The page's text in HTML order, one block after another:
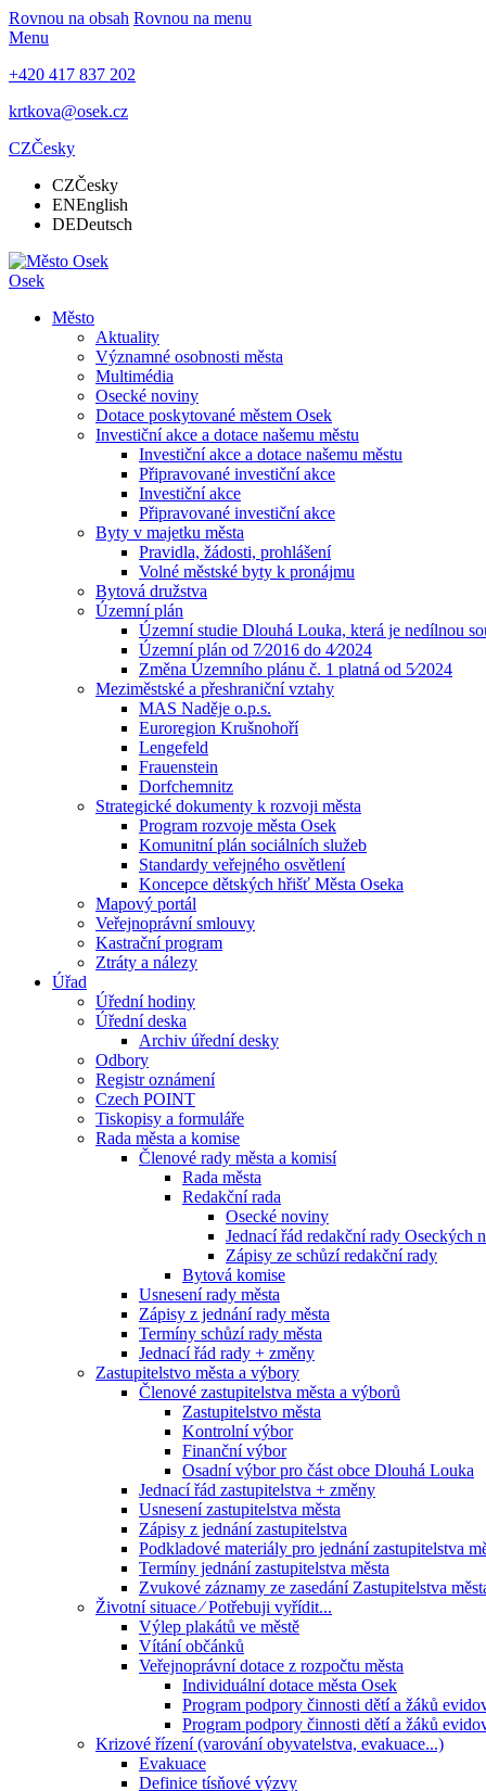
Rovnou na obsah Rovnou na menu
Menu
+420 417 837 202
krtkova@osek.cz
CZČesky
CZČesky
ENEnglish
DEDeutsch
Osek
Město
Aktuality
Významné osobnosti města
Multimédia
Osecké noviny
Dotace poskytované městem Osek
Investiční akce a dotace našemu městu
Investiční akce a dotace našemu městu
Připravované investiční akce
Investiční akce
Připravované investiční akce
Byty v majetku města
Pravidla, žádosti, prohlášení
Volné městské byty k pronájmu
Bytová družstva
Územní plán
Územní studie Dlouhá Louka, která je nedílnou
Územní plán od 7⁄2016 do 4⁄2024
Změna Územního plánu č. 1 platná od 5⁄2024
Meziměstské a přeshraniční vztahy
MAS Naděje o.p.s.
Euroregion Krušnohoří
Lengefeld
Frauenstein
Dorfchemnitz
Strategické dokumenty k rozvoji města
Program rozvoje města Osek
Komunitní plán sociálních služeb
Standardy veřejného osvětlení
Koncepce dětských hřišť Města Oseka
Mapový portál
Veřejnoprávní smlouvy
Kastrační program
Ztráty a nálezy
Úřad
Úřední hodiny
Úřední deska
Archiv úřední desky
Odbory
Registr oznámení
Czech POINT
Tiskopisy a formuláře
Rada města a komise
Členové rady města a komisí
Rada města
Redakční rada
Osecké noviny
Jednací řád redakční rady Oseckých
Zápisy ze schůzí redakční rady
Bytová komise
Usnesení rady města
Zápisy z jednání rady města
Termíny schůzí rady města
Jednací řád rady + změny
Zastupitelstvo města a výbory
Členové zastupitelstva města a výborů
Zastupitelstvo města
Kontrolní výbor
Finanční výbor
Osadní výbor pro část obce Dlouhá Louka
Jednací řád zastupitelstva + změny
Usnesení zastupitelstva města
Zápisy z jednání zastupitelstva
Podkladové materiály pro jednání zastupitelstva
Termíny jednání zastupitelstva města
Zvukové záznamy ze zasedání Zastupitelstva
Životní situace ⁄ Potřebuji vyřídit...
Výlep plakátů ve městě
Vítání občánků
Veřejnoprávní dotace z rozpočtu města
Individuální dotace města Osek
Program podpory činnosti dětí a žáků
Program podpory činnosti dětí a žáků
Krizové řízení (varování obyvatelstva, evakuace...)
Evakuace
Definice tísňové výzvy